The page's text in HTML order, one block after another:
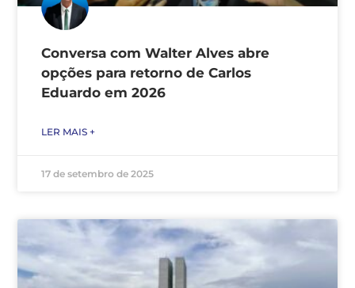
Conversa com Walter Alves abre
opções para retorno de Carlos
Eduardo em 2026
LER MAIS +
17 de setembro de 2025